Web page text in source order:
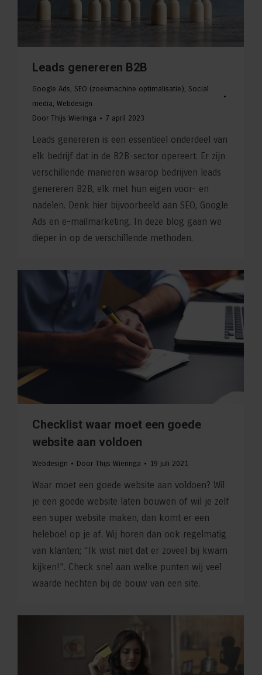
Leads genereren B2B
Google Ads, SEO (zoekmachine optimalisatie), Social
media, Webdesign
Door Thijs Wieringa 7 april 2023
Leads genereren is een essentieel onderdeel van
elk bedrijf dat in de B2B-sector opereert. Er zijn
verschillende manieren waarop bedrijven leads
genereren B2B, elk met hun eigen voor- en
nadelen. Denk hier bijvoorbeeld aan SEO, Google
Ads en e-mailmarketing. In deze blog gaan we
dieper in op de verschillende methoden.
Checklist waar moet een goede
website aan voldoen
Webdesign Door Thijs Wieringa 19 juli 2021
Waar moet een goede website aan voldoen? Wil
je een goede website laten bouwen of wil je zelf
een super website maken, dan komt er een
heleboel op je af. Wij horen dan ook regelmatig
van klanten; “Ik wist niet dat er zoveel bij kwam
kijken!”. Check snel aan welke punten wij veel
waarde hechten bij de bouw van een site.